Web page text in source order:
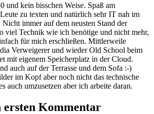
und kein bisschen Weise. Spaß am
zu texten und natürlich sehr IT nah im
immer auf dem neusten Stand der
viel Technik wie ich benötige und nicht mehr,
für mich erschließen. Mittlerweile
Verweigerer und wieder Old School beim
mit eigenem Speicherplatz in der Cloud.
auch auf der Terrasse und dem Sofa :-)
im Kopf aber noch nicht das technische
auch umzusetzen aber ich arbeite daran.
ersten Kommentar